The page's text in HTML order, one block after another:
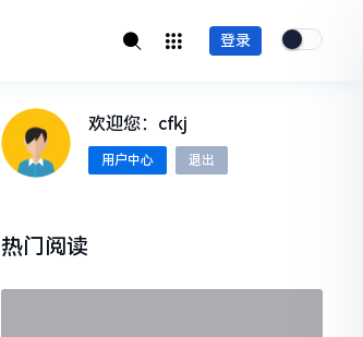
登录
欢迎您：cfkj
用户中心 退出
热门阅读